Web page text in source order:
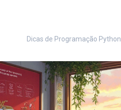
Dicas de Programação Python